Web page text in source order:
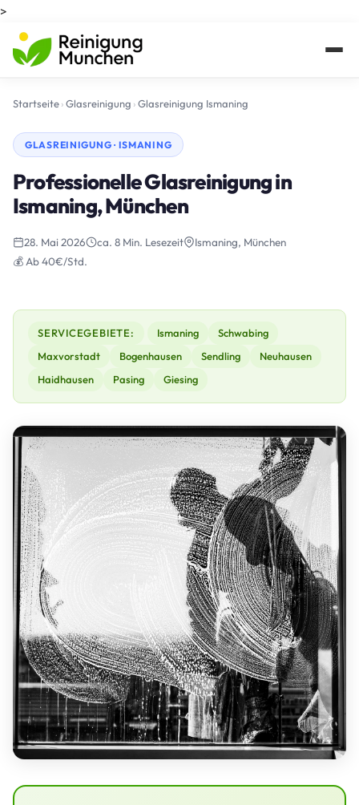
>
Startseite›Glasreinigung ›Glasreinigung Ismaning
GLASREINIGUNG · ISMANING
Professionelle Glasreinigung in
Ismaning, München
28. Mai 2026 ca. 8 Min. Lesezeit
Ismaning, München
💰 Ab 40€/Std.
SERVICEGEBIETE: Ismaning
Schwabing
Maxvorstadt
Bogenhausen Sendling
Neuhausen
Haidhausen
Pasing Giesing